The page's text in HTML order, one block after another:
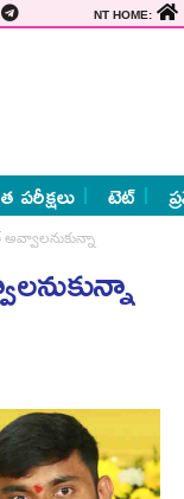
NT HOME:
పరీక్షలు టెట్
అవ్వాలనుకున్నా